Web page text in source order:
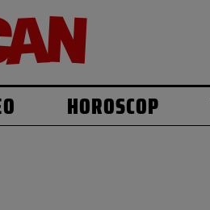
HOROSCOP